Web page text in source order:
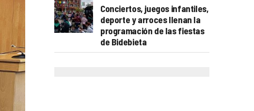
Conciertos, juegos infantiles,
deporte y arroces llenan la
programación de las fiestas
de Bidebieta